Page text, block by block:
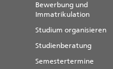
Bewerbung und
Immatrikulation
Studium organisieren
Studienberatung
Semestertermine